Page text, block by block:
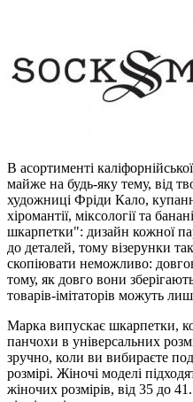
В асортименті
майже на будь-яку тему, від
художниці Фріди Кало,
хіромантії, міксології та
шкарпетки": дизайн кожної
до деталей, тому візерунки
скопіювати неможливо:
тому, як довго вони
товарів-імітаторів можуть
Марка випускає шкарпетки,
панчохи в універсальних
зручно, коли ви вибираєте
розмірі. Жіночі моделі
жіночих розмірів, від 35 до